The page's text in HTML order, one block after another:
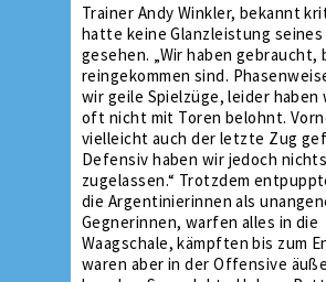
Trainer Andy Winkler, bekannt
hatte keine Glanzleistung seines
gesehen. „Wir haben gebraucht,
reingekommen sind.
wir geile Spielzüge, leider haben
oft nicht mit Toren belohnt.
vielleicht auch der letzte Zug
Defensiv haben wir jedoch nichts
zugelassen.“ Trotzdem
die Argentinierinnen als
Gegnerinnen, warfen alles in die
Waagschale, kämpften bis zum
waren aber in der Offensive